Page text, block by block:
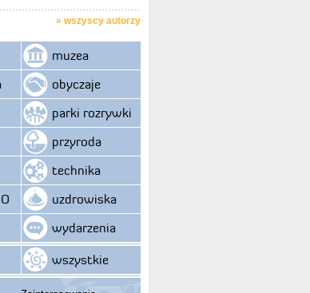
» wszyscy autorzy
muzea
obyczaje
parki rozrywki
przyroda
technika
uzdrowiska
wydarzenia
wszystkie